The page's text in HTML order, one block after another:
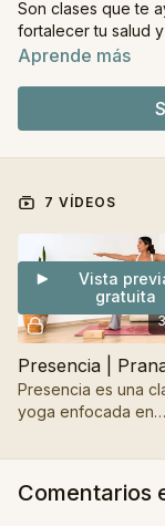
Son clases que te
fortalecer tu salud
diaria. Las clases
quieres visualizar
y volver a tu
Aprende más
7 VÍDEOS
Vista
gratuita
Presencia es una
yoga enfocada en
eje de la práctica
claridad de la
Comentarios